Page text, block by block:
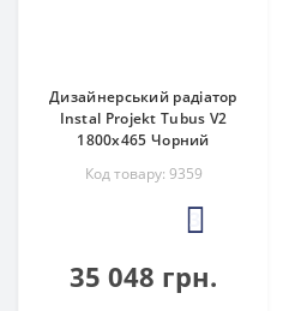
Дизайнерський радіатор
Instal Projekt Tubus V2
1800x465 Чорний
Код товару: 9359
3
35 048 грн.